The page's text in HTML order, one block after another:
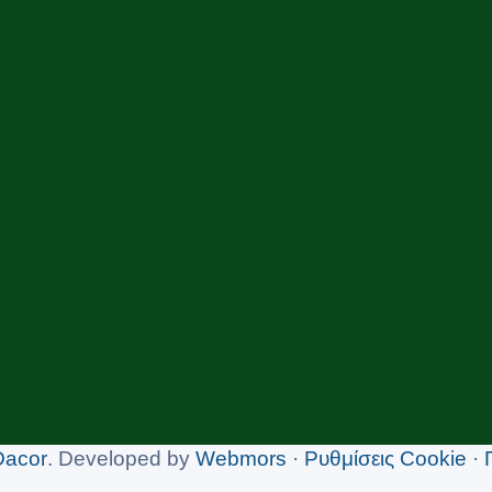
. Developed by Webmors · Ρυθμίσεις Cookie ·